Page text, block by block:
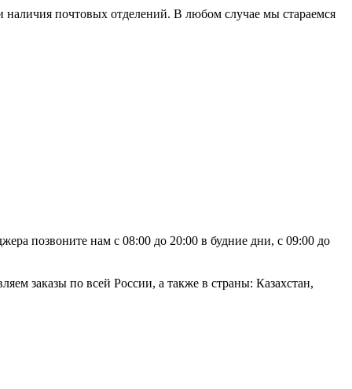
наличия почтовых отделений. В любом случае мы стараемся
позвоните нам с 08:00 до 20:00 в будние дни, с 09:00 до
заказы по всей России, а также в страны: Казахстан,